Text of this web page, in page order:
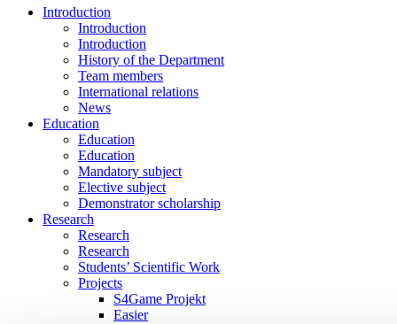
Introduction
Introduction
Introduction
History of the Department
Team members
International relations
News
Education
Education
Education
Mandatory subject
Elective subject
Demonstrator scholarship
Research
Research
Research
Students’ Scientific Work
Projects
S4Game Projekt
Easier